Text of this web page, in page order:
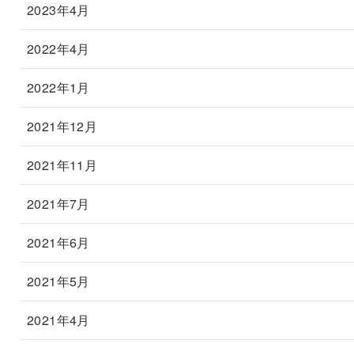
2023年4月
2022年4月
2022年1月
2021年12月
2021年11月
2021年7月
2021年6月
2021年5月
2021年4月